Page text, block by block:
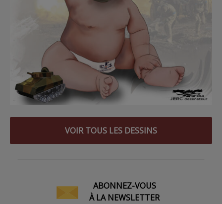
VOIR TOUS LES DESSINS
ABONNEZ-VOUS
À LA NEWSLETTER